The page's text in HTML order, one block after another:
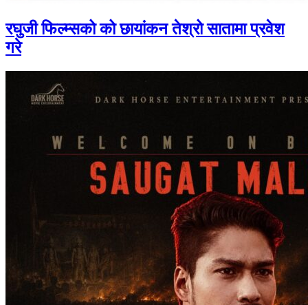
रघुजी फिल्म्सको को छायांकन तेश्रो सातामा प्रवेश
गरे